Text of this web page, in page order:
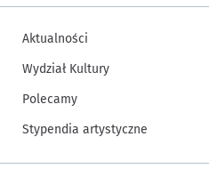
Aktualności
Wydział Kultury
Polecamy
Stypendia artystyczne